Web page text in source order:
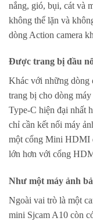
nắng, gió, bụi, cát và
không thể lặn và
dòng Action camera
Được trang bị đầu
Khác với những dòng
trang bị cho dòng
Type-C hiện đại nhất
chỉ cần kết nối máy
một cổng Mini HDMI
lớn hơn với cổng
Như một máy ảnh
Ngoài vai trò là một
mini Sjcam A10 còn